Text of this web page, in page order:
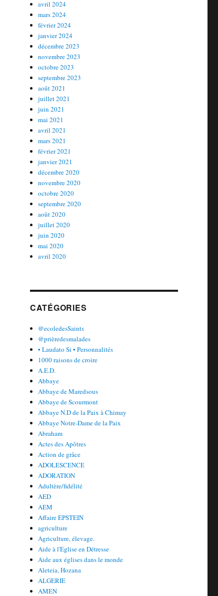
avril 2024
mars 2024
février 2024
janvier 2024
décembre 2023
novembre 2023
octobre 2023
septembre 2023
août 2021
juillet 2021
juin 2021
mai 2021
avril 2021
mars 2021
février 2021
janvier 2021
décembre 2020
novembre 2020
octobre 2020
septembre 2020
août 2020
juillet 2020
juin 2020
mai 2020
avril 2020
CATÉGORIES
@ecoledesSaints
@prièredesmalades
• Laudato Si • Personnalités
1000 raisons de croire
A.E.D.
Abbaye
Abbaye de Maredsous
Abbaye de Scourmont
Abbaye N.D de la Paix à Chimay
Abbaye Notre-Dame de la Paix
Abraham
Actes des Apôtres
Action de grâce
ADOLESCENCE
ADORATION
Adultère/fidélité
AED
AEM
Affaire EPSTEIN
agriculture
Agriculture, élevage.
Aide à l'Eglise en Détresse
Aide aux églises dans le monde
Aleteia, Hozana
ALGERIE
AMEN